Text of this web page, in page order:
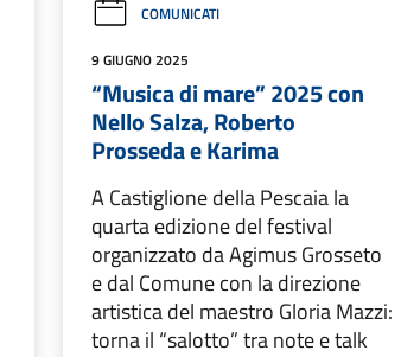
COMUNICATI
9 GIUGNO 2025
“Musica di mare” 2025 con
Nello Salza, Roberto
Prosseda e Karima
A Castiglione della Pescaia la
quarta edizione del festival
organizzato da Agimus Grosseto
e dal Comune con la direzione
artistica del maestro Gloria Mazzi:
torna il “salotto” tra note e talk